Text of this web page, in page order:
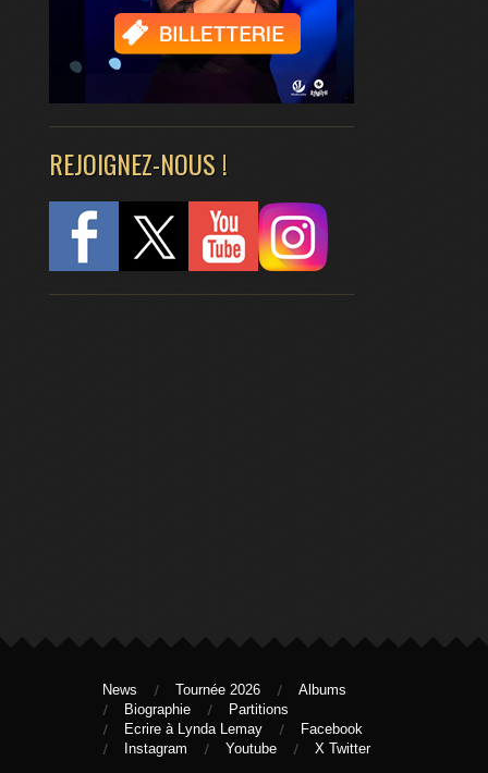
REJOIGNEZ-NOUS !
News Tournée 2026
Albums
Biographie
Partitions
Ecrire à Lynda Lemay
Facebook
Instagram
Youtube X Twitter